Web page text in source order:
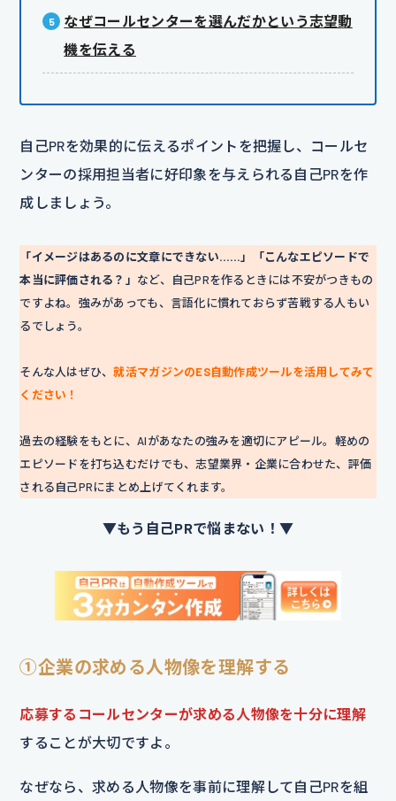
なぜコールセンターを選んだかという志望動
機を伝える
自己PRを効果的に伝えるポイントを把握し、コールセ
ンターの採用担当者に好印象を与えられる自己PRを作
成しましょう。
「イメージはあるのに文章にできない……」「こんなエピソードで
本当に評価される？」 など、自己PRを作るときには不安がつきもの
ですよね。強みがあっても、言語化に慣れておらず苦戦する人もい
るでしょう。
そんな人はぜひ、就活マガジンのES自動作成ツールを活用してみて
ください！
過去の経験をもとに、AIがあなたの強みを適切にアピール。軽めの
エピソードを打ち込むだけでも、志望業界・企業に合わせた、評価
される自己PRにまとめ上げてくれます。
▼もう自己PRで悩まない！▼
①企業の求める人物像を理解する
応募するコールセンターが求める人物像を十分に理解
することが大切ですよ。
なぜなら、求める人物像を事前に理解して自己PRを組